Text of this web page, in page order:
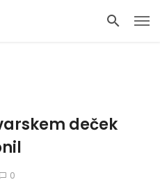
deček
0